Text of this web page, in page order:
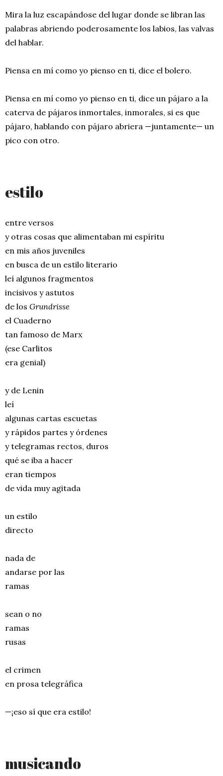
Mira la luz escapándose del lugar donde se libran las
palabras abriendo poderosamente los labios, las valvas
del hablar.
Piensa en mí como yo pienso en ti, dice el bolero.
Piensa en mí como yo pienso en ti, dice un pájaro a la
caterva de pájaros inmortales, inmorales, si es que
pájaro, hablando con pájaro abriera —juntamente— un
pico con otro.
estilo
entre versos
y otras cosas que alimentaban mi espíritu
en mis años juveniles
en busca de un estilo literario
leí algunos fragmentos
incisivos y astutos
de los Grundrisse
el Cuaderno
tan famoso de Marx
(ese Carlitos
era genial)
y de Lenin
leí
algunas cartas escuetas
y rápidos partes y órdenes
y telegramas rectos, duros
qué se iba a hacer
eran tiempos
de vida muy agitada
un estilo
directo
nada de
andarse por las
ramas
sean o no
ramas
rusas
el crimen
en prosa telegráfica
—¡eso sí que era estilo!
musicando